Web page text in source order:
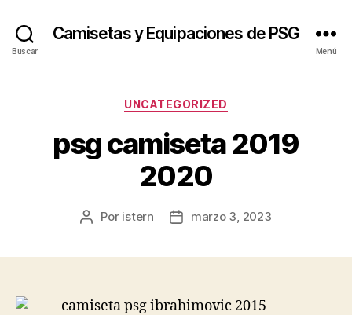
Buscar
Camisetas y Equipaciones de PSG
Menú
Categorías
UNCATEGORIZED
psg camiseta 2019
2020
Autor
Por istern
Fechamarzo 3, 2023